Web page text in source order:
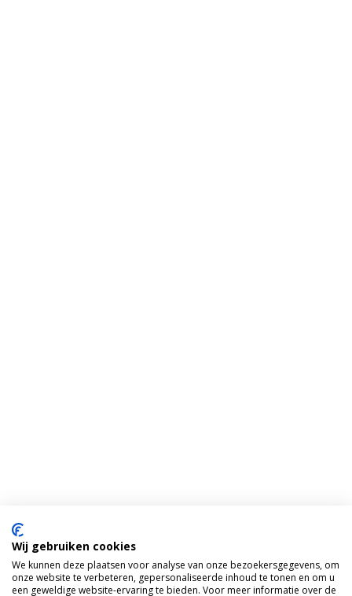
Wij gebruiken cookies
We kunnen deze plaatsen voor analyse van onze bezoekersgegevens, om
onze website te verbeteren, gepersonaliseerde inhoud te tonen en om u
een geweldige website-ervaring te bieden. Voor meer informatie over de